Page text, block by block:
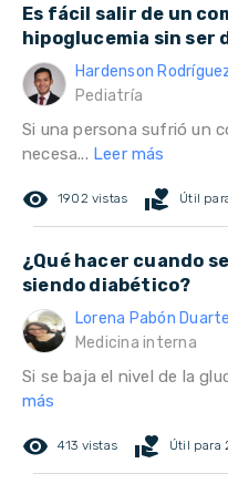
Es fácil salir de un
hipoglucemia sin ser
Hardenson
Pediatría
Si una persona sufrió un
necesa... Leer más
remove_red_eye 1902 vistas volunteer_activism Útil
¿Qué hacer cuando
siendo diabético?
Lorena Pabón Duarte
Medicina interna
Si se baja el nivel de la
más
remove_red_eye 413 vistas volunteer_activism Útil para